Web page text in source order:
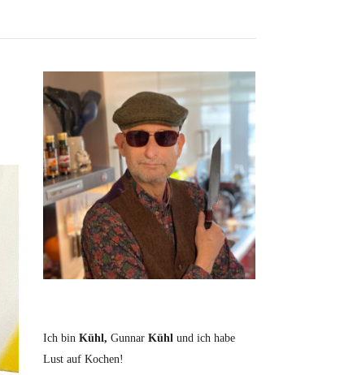
Ich bin Kühl, Gunnar Kühl und ich habe
Lust auf Kochen!